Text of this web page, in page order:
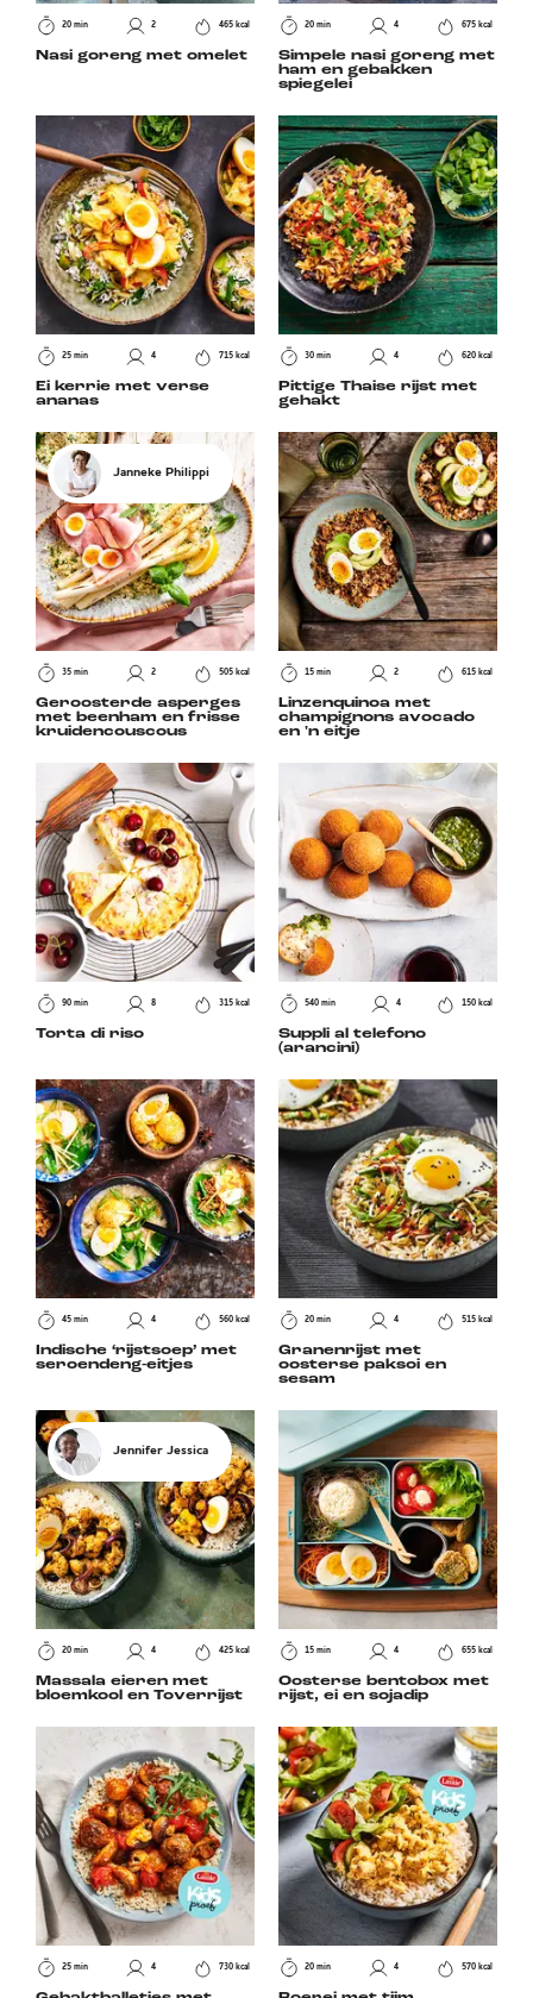
20 min 2 465 kcal
Nasi goreng met omelet
20 min 4 675 kcal
Simpele nasi goreng met
ham en gebakken
spiegelei
25 min 4 715 kcal
Ei kerrie met verse
ananas
30 min 4 620 kcal
Pittige Thaise rijst met
gehakt
Janneke Philippi
35 min 2 505 kcal
Geroosterde asperges
met beenham en frisse
kruidencouscous
15 min 2 615 kcal
Linzenquinoa met
champignons avocado
en 'n eitje
90 min 8 315 kcal
Torta di riso
540 min 4 150 kcal
Suppli al telefono
(arancini)
45 min 4 560 kcal
Indische ‘rijstsoep’ met
seroendeng-eitjes
20 min 4 515 kcal
Granenrijst met
oosterse paksoi en
sesam
Jennifer Jessica
20 min 4 425 kcal
Massala eieren met
bloemkool en Toverrijst
15 min 4 655 kcal
Oosterse bentobox met
rijst, ei en sojadip
25 min 4 730 kcal 20 min 4 570 kcal